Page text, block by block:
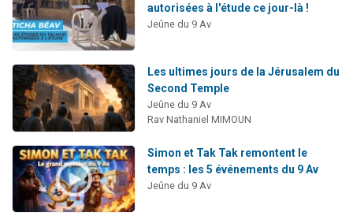
autorisées à l'étude ce jour-là !
Jeûne du 9 Av
Les ultimes jours de la Jérusalem du
Second Temple
Jeûne du 9 Av
Rav Nathaniel MIMOUN
Simon et Tak Tak remontent le
temps : les 5 événements du 9 Av
Jeûne du 9 Av